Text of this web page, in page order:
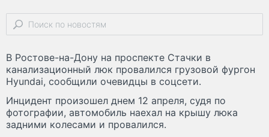
В Ростове-на-Дону на проспекте Стачки в
канализационный люк провалился грузовой фургон
Hyundai, сообщили очевидцы в соцсети.
Инцидент произошел днем 12 апреля, судя по
фотографии, автомобиль наехал на крышу люка
задними колесами и провалился.